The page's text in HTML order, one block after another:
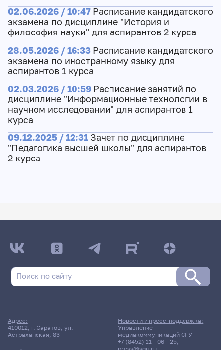
02.06.2026 / 10:47 Расписание кандидатского
экзамена по дисциплине "История и
философия науки" для аспирантов 2 курса
28.05.2026 / 16:33 Расписание кандидатского
экзамена по иностранному языку для
аспирантов 1 курса
02.03.2026 / 10:59 Расписание занятий по
дисциплине "Информационные технологии в
научном исследовании" для аспирантов 1
курса
09.12.2025 / 12:31 Зачет по дисциплине
"Педагогика высшей школы" для аспирантов
2 курса
Адрес:
410012, г. Саратов, ул.
Астраханская, 83
Новости и пресс-поддержка:
Управление
медиакоммуникаций СГУ
+7 (8452) 21 - 06 - 25,
press@sgu.ru